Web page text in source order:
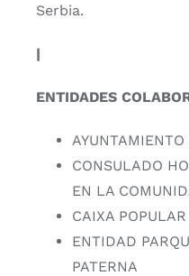
Serbia.
|
ENTIDADES
CONSULADO
EN LA
CAIXA POPULAR
ENTIDAD
PATERNA